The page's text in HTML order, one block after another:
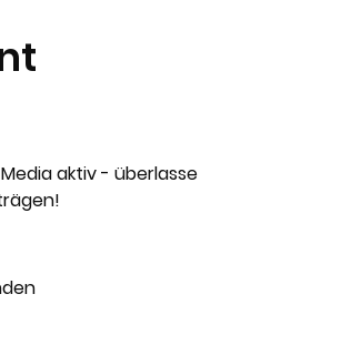
aktiv - überlasse